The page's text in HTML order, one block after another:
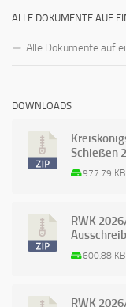
ALLE DOKUMENTE AUF
Alle Dokumente auf
DOWNLOADS
Schießen
977.79 KB
RWK
600.88 KB
RWK